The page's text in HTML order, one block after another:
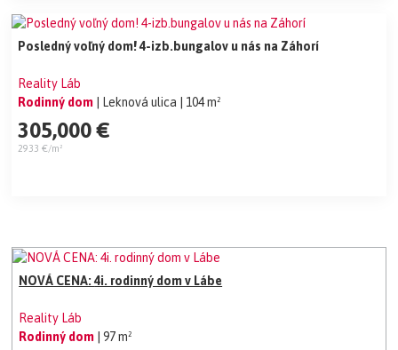
Posledný voľný dom! 4-izb.bungalov u nás na Záhorí
Reality Láb
Rodinný dom
| Leknová ulica | 104 m²
305,000 €
2933 €/m²
NOVÁ CENA: 4i. rodinný dom v Lábe
Reality Láb
Rodinný dom
| 97 m²